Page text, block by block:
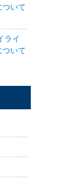
いて
ライ
いて